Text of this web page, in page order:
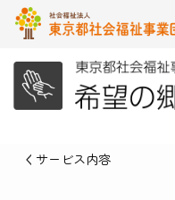
サービス内容